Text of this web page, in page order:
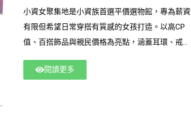
小資女聚集地是小資族首選平價選物館，專為薪資
有限但希望日常穿搭有質感的女孩打造。以高CP
值、百搭飾品與親民價格為亮點，涵蓋耳環、戒
或聚餐皆可輕鬆完成風格提升。主打「小資也值得
閱讀更多